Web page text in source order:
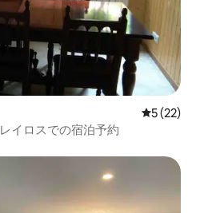
レビュー
5 (22)
イロスでの宿泊予約